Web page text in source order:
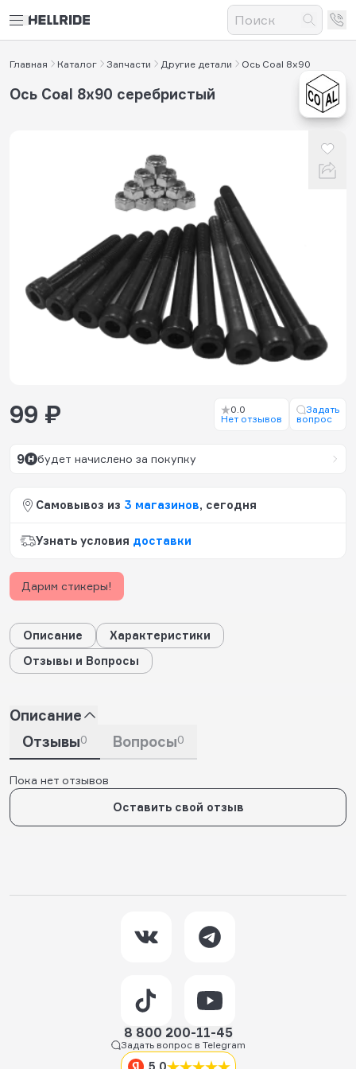
Главная Каталог Запчасти Другие детали Ось Coal 8x90
Ось Coal 8x90 серебристый
99 ₽
0.0
Нет отзывов
Задать
вопрос
9 будет начислено за покупку
Самовывоз из 3 магазинов, сегодня
Узнать условия доставки
Дарим стикеры!
Описание
Характеристики
Отзывы и Вопросы
Описание
Отзывы0 Вопросы0
Пока нет отзывов
Оставить свой отзыв
8 800 200-11-45
Задать вопрос в Telegram
5,0